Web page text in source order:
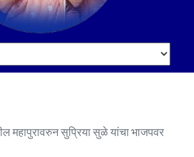
महापुरावरुन सुप्रिया सुळे यांचा भाजपवर